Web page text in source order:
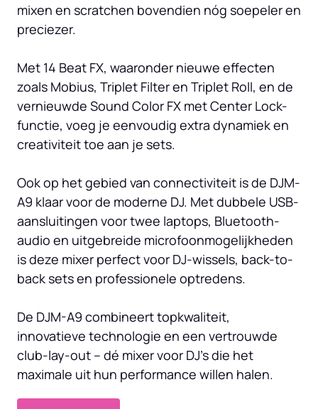
mixen en scratchen bovendien nóg soepeler en
preciezer.
Met 14 Beat FX, waaronder nieuwe effecten
zoals Mobius, Triplet Filter en Triplet Roll, en de
vernieuwde Sound Color FX met Center Lock-
functie, voeg je eenvoudig extra dynamiek en
creativiteit toe aan je sets.
Ook op het gebied van connectiviteit is de DJM-
A9 klaar voor de moderne DJ. Met dubbele USB-
aansluitingen voor twee laptops, Bluetooth-
audio en uitgebreide microfoonmogelijkheden
is deze mixer perfect voor DJ-wissels, back-to-
back sets en professionele optredens.
De DJM-A9 combineert topkwaliteit,
innovatieve technologie en een vertrouwde
club-lay-out – dé mixer voor DJ’s die het
maximale uit hun performance willen halen.